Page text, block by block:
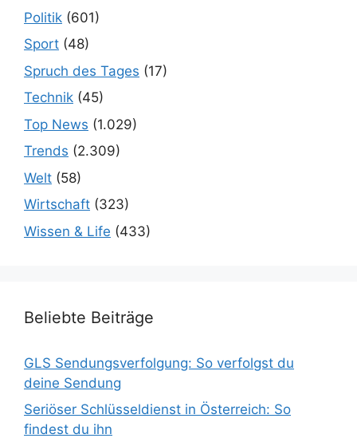
Politik (601)
Sport (48)
Spruch des Tages (17)
Technik (45)
Top News (1.029)
Trends (2.309)
Welt (58)
Wirtschaft (323)
Wissen & Life (433)
Beliebte Beiträge
GLS Sendungsverfolgung: So verfolgst du
deine Sendung
Seriöser Schlüsseldienst in Österreich: So
findest du ihn